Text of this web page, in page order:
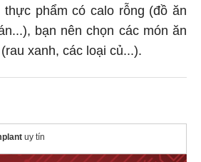
phẩm có calo rỗng (đồ ăn
bạn nên chọn các món ăn
xanh, các loại củ...).
uy tín